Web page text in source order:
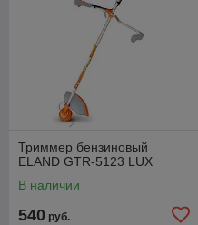
Триммер бензиновый
ELAND GTR-5123 LUX
В наличии
540 руб.